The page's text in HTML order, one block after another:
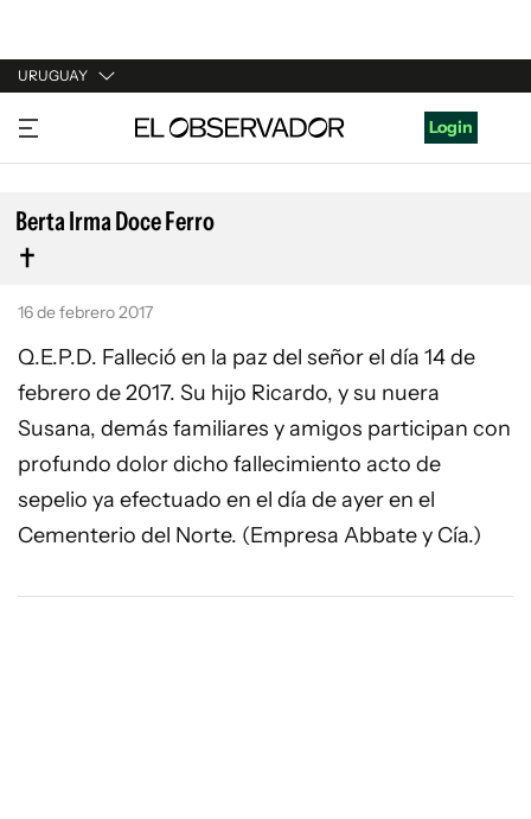
URUGUAY
URUGUAY
ARGENTINA
ESPAÑA
ESTADOS UNIDOS
Login
Berta Irma Doce Ferro
16 de febrero 2017
Q.E.P.D. Falleció en la paz del señor el día 14 de
febrero de 2017. Su hijo Ricardo, y su nuera
Susana, demás familiares y amigos participan con
profundo dolor dicho fallecimiento acto de
sepelio ya efectuado en el día de ayer en el
Cementerio del Norte. (Empresa Abbate y Cía.)